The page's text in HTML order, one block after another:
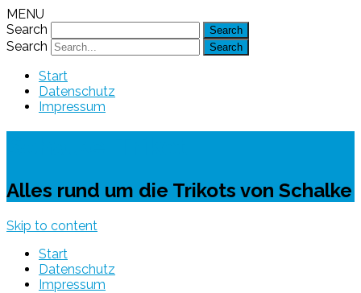
MENU
Search
Search
Start
Datenschutz
Impressum
Alles rund um die Trikots von Schalke
Skip to content
Start
Datenschutz
Impressum